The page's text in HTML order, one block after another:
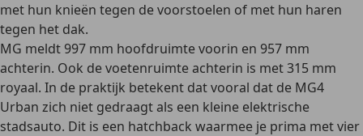
met hun knieën tegen de voorstoelen of met hun haren
tegen het dak.
MG meldt 997 mm hoofdruimte voorin en 957 mm
achterin. Ook de voetenruimte achterin is met 315 mm
royaal. In de praktijk betekent dat vooral dat de MG4
Urban zich niet gedraagt als een kleine elektrische
stadsauto. Dit is een hatchback waarmee je prima met vier